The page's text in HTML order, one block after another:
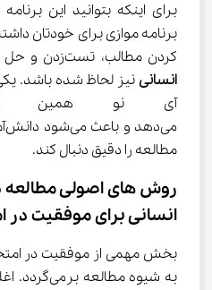
برای اینکه بتوانید این
برنامه موازی برای خودتان
کردن مطالب، تست‌زدن و حل
انسانی
آی نو همین
مطالعه را دقیق دنبال کند.
روش های اصولی
انسانی برای موفقیت در
به شیوه